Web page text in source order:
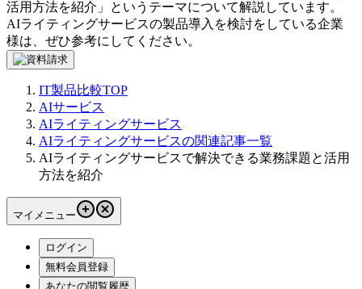
活用方法を紹介 」というテーマについて解説しています。
AIライティングサービスの製品導入を検討をしている企業
様は、ぜひ参考にしてください。
IT製品比較TOP
AIサービス
AIライティングサービス
AIライティングサービスの関連記事一覧
AIライティングサービスで解決できる業務課題と活用
方法を紹介
マイメニュー
ログイン
無料会員登録
あなたの閲覧履歴